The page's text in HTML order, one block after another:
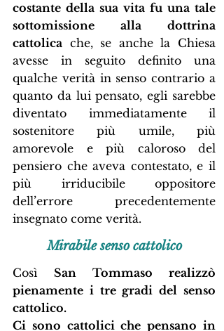
costante della sua vita fu una tale
sottomissione alla dottrina
cattolica che, se anche la Chiesa
avesse in seguito definito una
qualche verità in senso contrario a
quanto da lui pensato, egli sarebbe
diventato immediatamente il
sostenitore più umile, più
amorevole e più caloroso del
pensiero che aveva contestato, e il
più irriducibile oppositore
dell’errore precedentemente
insegnato come verità.
Mirabile senso cattolico
Così San Tommaso realizzò
pienamente i tre gradi del senso
cattolico.
Ci sono cattolici che pensano in